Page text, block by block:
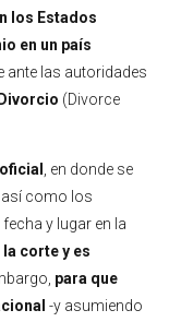
los Estados
en un país
ante las autoridades
(Divorce
oficial
, en donde se
, así como los
y lugar en la
la corte y es
para que
-y asumiendo